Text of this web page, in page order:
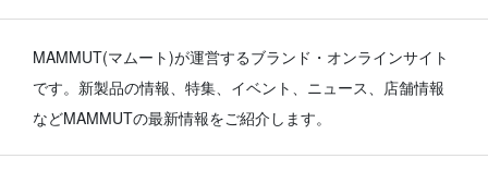
MAMMUT(マムート)が運営するブランド・オンラインサイト
です。 新製品の情報、特集、イベント、ニュース、店舗情報
などMAMMUTの最新情報をご紹介します。